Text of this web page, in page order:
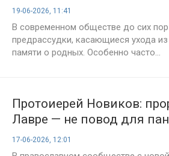
страхи россиян
19-06-2026, 11:41
В современном обществе до сих
предрассудки, касающиеся ухода
памяти о родных. Особенно часто...
Протоиерей Новиков:
Лавре — не повод для
17-06-2026, 12:01